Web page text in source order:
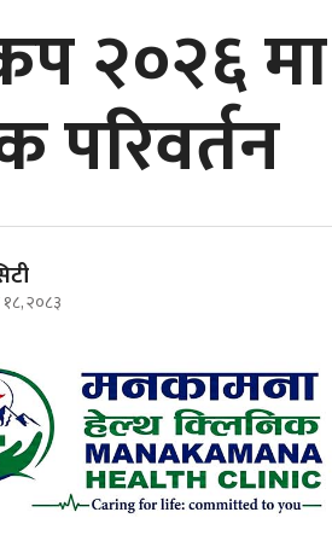
२०२६
परिवर्तन
२०८३